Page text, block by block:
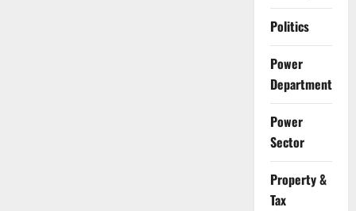
Politics
Power
Department
Power
Sector
Property &
Tax